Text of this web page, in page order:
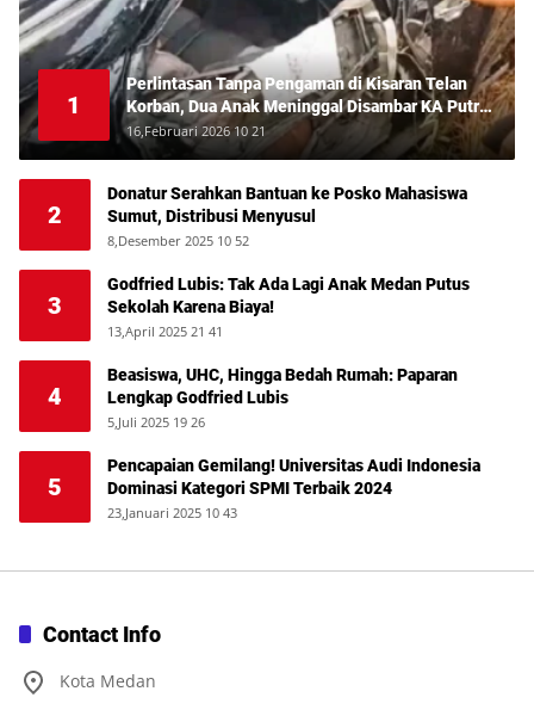
1
Perlintasan Tanpa Pengaman di Kisaran Telan
Korban, Dua Anak Meninggal Disambar KA Putri
Deli
16,Februari 2026 10 21
2
Donatur Serahkan Bantuan ke Posko Mahasiswa
Sumut, Distribusi Menyusul
8,Desember 2025 10 52
3
Godfried Lubis: Tak Ada Lagi Anak Medan Putus
Sekolah Karena Biaya!
13,April 2025 21 41
4
Beasiswa, UHC, Hingga Bedah Rumah: Paparan
Lengkap Godfried Lubis
5,Juli 2025 19 26
5
Pencapaian Gemilang! Universitas Audi Indonesia
Dominasi Kategori SPMI Terbaik 2024
23,Januari 2025 10 43
Contact Info
Kota Medan